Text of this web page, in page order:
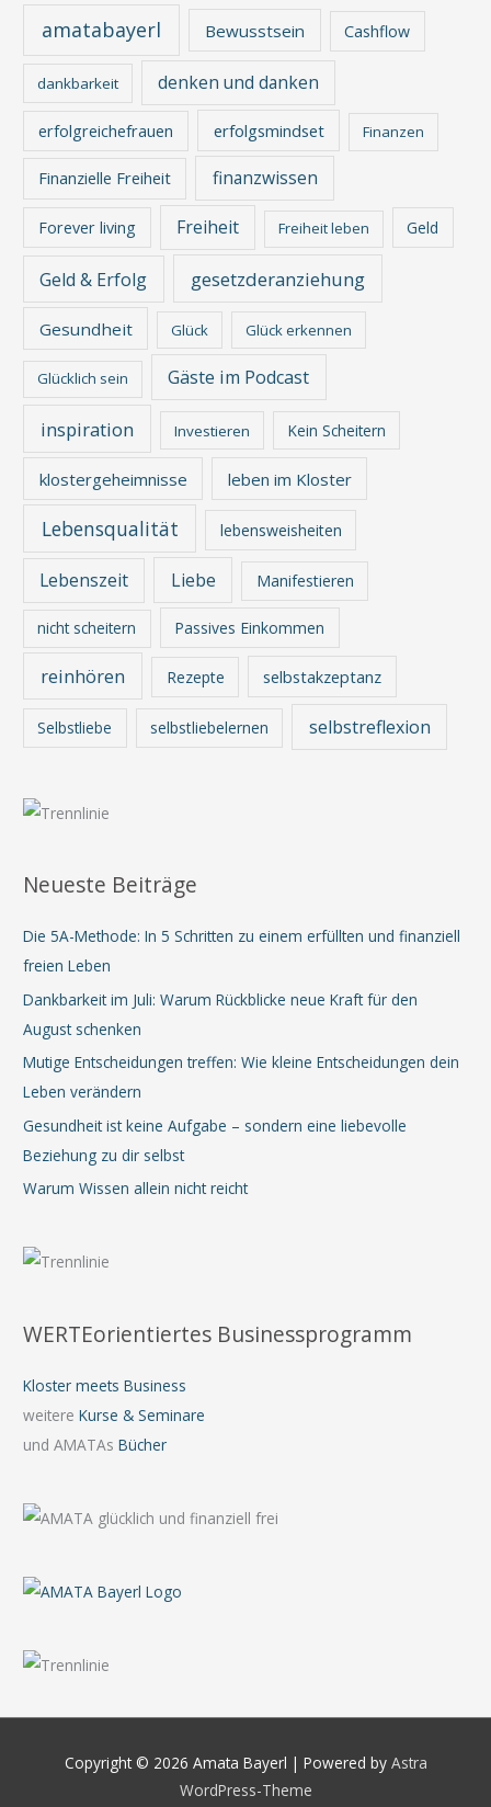
amatabayerl Bewusstsein Cashflow
dankbarkeit denken und danken
erfolgreichefrauen erfolgsmindset Finanzen
Finanzielle Freiheit finanzwissen
Forever living Freiheit Freiheit leben Geld
Geld & Erfolg gesetzderanziehung
Gesundheit Glück Glück erkennen
Glücklich sein Gäste im Podcast
inspiration Investieren Kein Scheitern
klostergeheimnisse leben im Kloster
Lebensqualität lebensweisheiten
Lebenszeit Liebe Manifestieren
nicht scheitern Passives Einkommen
reinhören Rezepte selbstakzeptanz
Selbstliebe selbstliebelernen selbstreflexion
Neueste Beiträge
Die 5A-Methode: In 5 Schritten zu einem erfüllten und finanziell
freien Leben
Dankbarkeit im Juli: Warum Rückblicke neue Kraft für den
August schenken
Mutige Entscheidungen treffen: Wie kleine Entscheidungen dein
Leben verändern
Gesundheit ist keine Aufgabe – sondern eine liebevolle
Beziehung zu dir selbst
Warum Wissen allein nicht reicht
WERTEorientiertes Businessprogramm
Kloster meets Business
weitereKurse & Seminare
und AMATAsBücher
Copyright © 2026 Amata Bayerl | Powered by Astra
WordPress-Theme